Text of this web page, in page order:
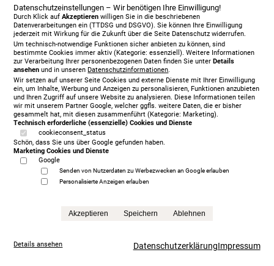
Treca Paris Oreiller, 200 x 200 cm, mit Matratze/n,
grey
statt13.865,00 €
Datenschutzeinstellungen – Wir benötigen Ihre Einwilligung!
Durch Klick aufAkzeptieren willigen Sie in die beschriebenen
Datenverarbeitungen ein (TTDSG und DSGVO). Sie können Ihre Einwilligung
jederzeit mit Wirkung für die Zukunft über die Seite Datenschutz widerrufen.
Um technisch-notwendige Funktionen sicher anbieten zu können, sind
bestimmte Cookies immer aktiv (Kategorie: essenziell). Weitere Informationen
zur Verarbeitung Ihrer personenbezogenen Daten finden Sie unterDetails
ansehen und in unserenDatenschutzinformationen.
Wir setzen auf unserer Seite Cookies und externe Dienste mit Ihrer Einwilligung
ein, um Inhalte, Werbung und Anzeigen zu personalisieren, Funktionen anzubieten
und Ihren Zugriff auf unsere Website zu analysieren. Diese Informationen teilen
wir mit unserem Partner Google, welcher ggfls. weitere Daten, die er bisher
gesammelt hat, mit diesen zusammenführt (Kategorie: Marketing).
Technisch erforderliche (essenzielle) Cookies und Dienste
cookieconsent_status
Schön, dass Sie uns über Google gefunden haben.
Marketing Cookies und Dienste
Google
Senden von Nutzerdaten zu Werbezwecken an Google erlauben
Personalisierte Anzeigen erlauben
Akzeptieren Speichern Ablehnen
Details ansehen DatenschutzerklärungImpressum